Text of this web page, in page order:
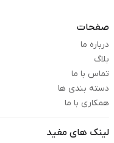
صفحات
درباره ما
بلاگ
تماس با ما
دسته بندی ها
همکاری با ما
لینک های مفید